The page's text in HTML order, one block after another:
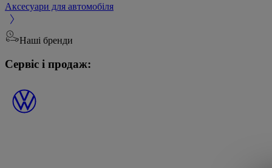
Аксесуари для автомобіля
Наші бренди
Сервіс і продаж: